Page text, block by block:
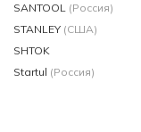
SANTOOL (Россия)
STANLEY (США)
SHTOK
Startul (Россия)